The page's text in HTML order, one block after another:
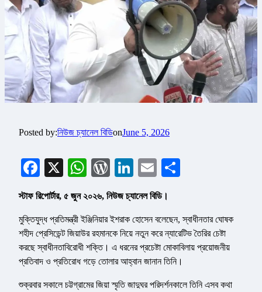
Posted by:নিউজ চ্যানেল বিডিonJune 5, 2026
Facebook
X WhatsApp
WordPress
LinkedIn
Email
স্টাফ রিপোর্টার, ৫ জুন ২০২৬, নিউজ চ্যানেল বিডি।
মুক্তিযুদ্ধ প্রতিমন্ত্রী ইঞ্জিনিয়ার ইশরাক হোসেন বলেছেন, স্বাধীনতার ঘোষক
শহীদ প্রেসিডেন্ট জিয়াউর রহমানকে নিয়ে নতুন করে ন্যারেটিভ তৈরির চেষ্টা
করছে স্বাধীনতাবিরোধী শক্তি। এ ধরনের প্রচেষ্টা মোকাবিলায় প্রয়োজনীয়
প্রতিবাদ ও প্রতিরোধ গড়ে তোলার আহ্বান জানান তিনি।
শুক্রবার সকালে চট্টগ্রামের জিয়া স্মৃতি জাদুঘর পরিদর্শনকালে তিনি এসব কথা